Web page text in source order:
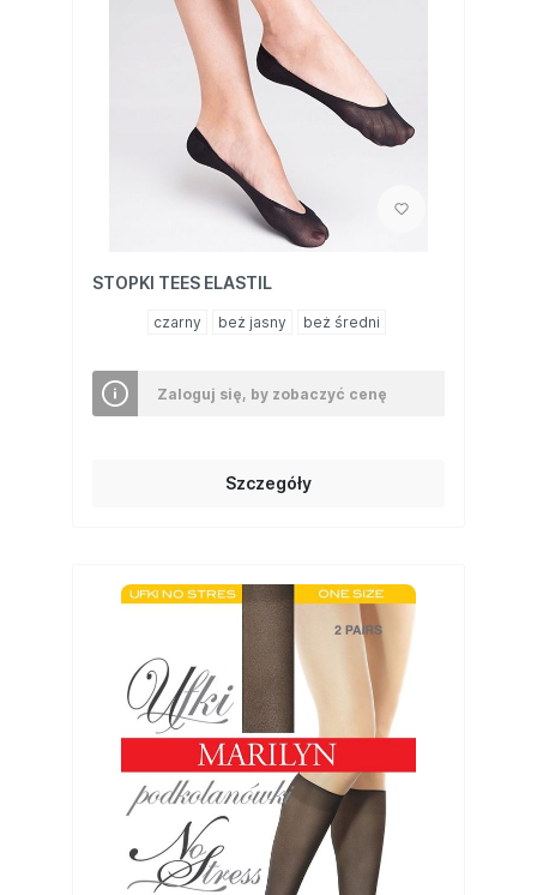
STOPKI TEES ELASTIL
czarny beż jasny beż średni
Zaloguj się, by zobaczyć cenę
Szczegóły